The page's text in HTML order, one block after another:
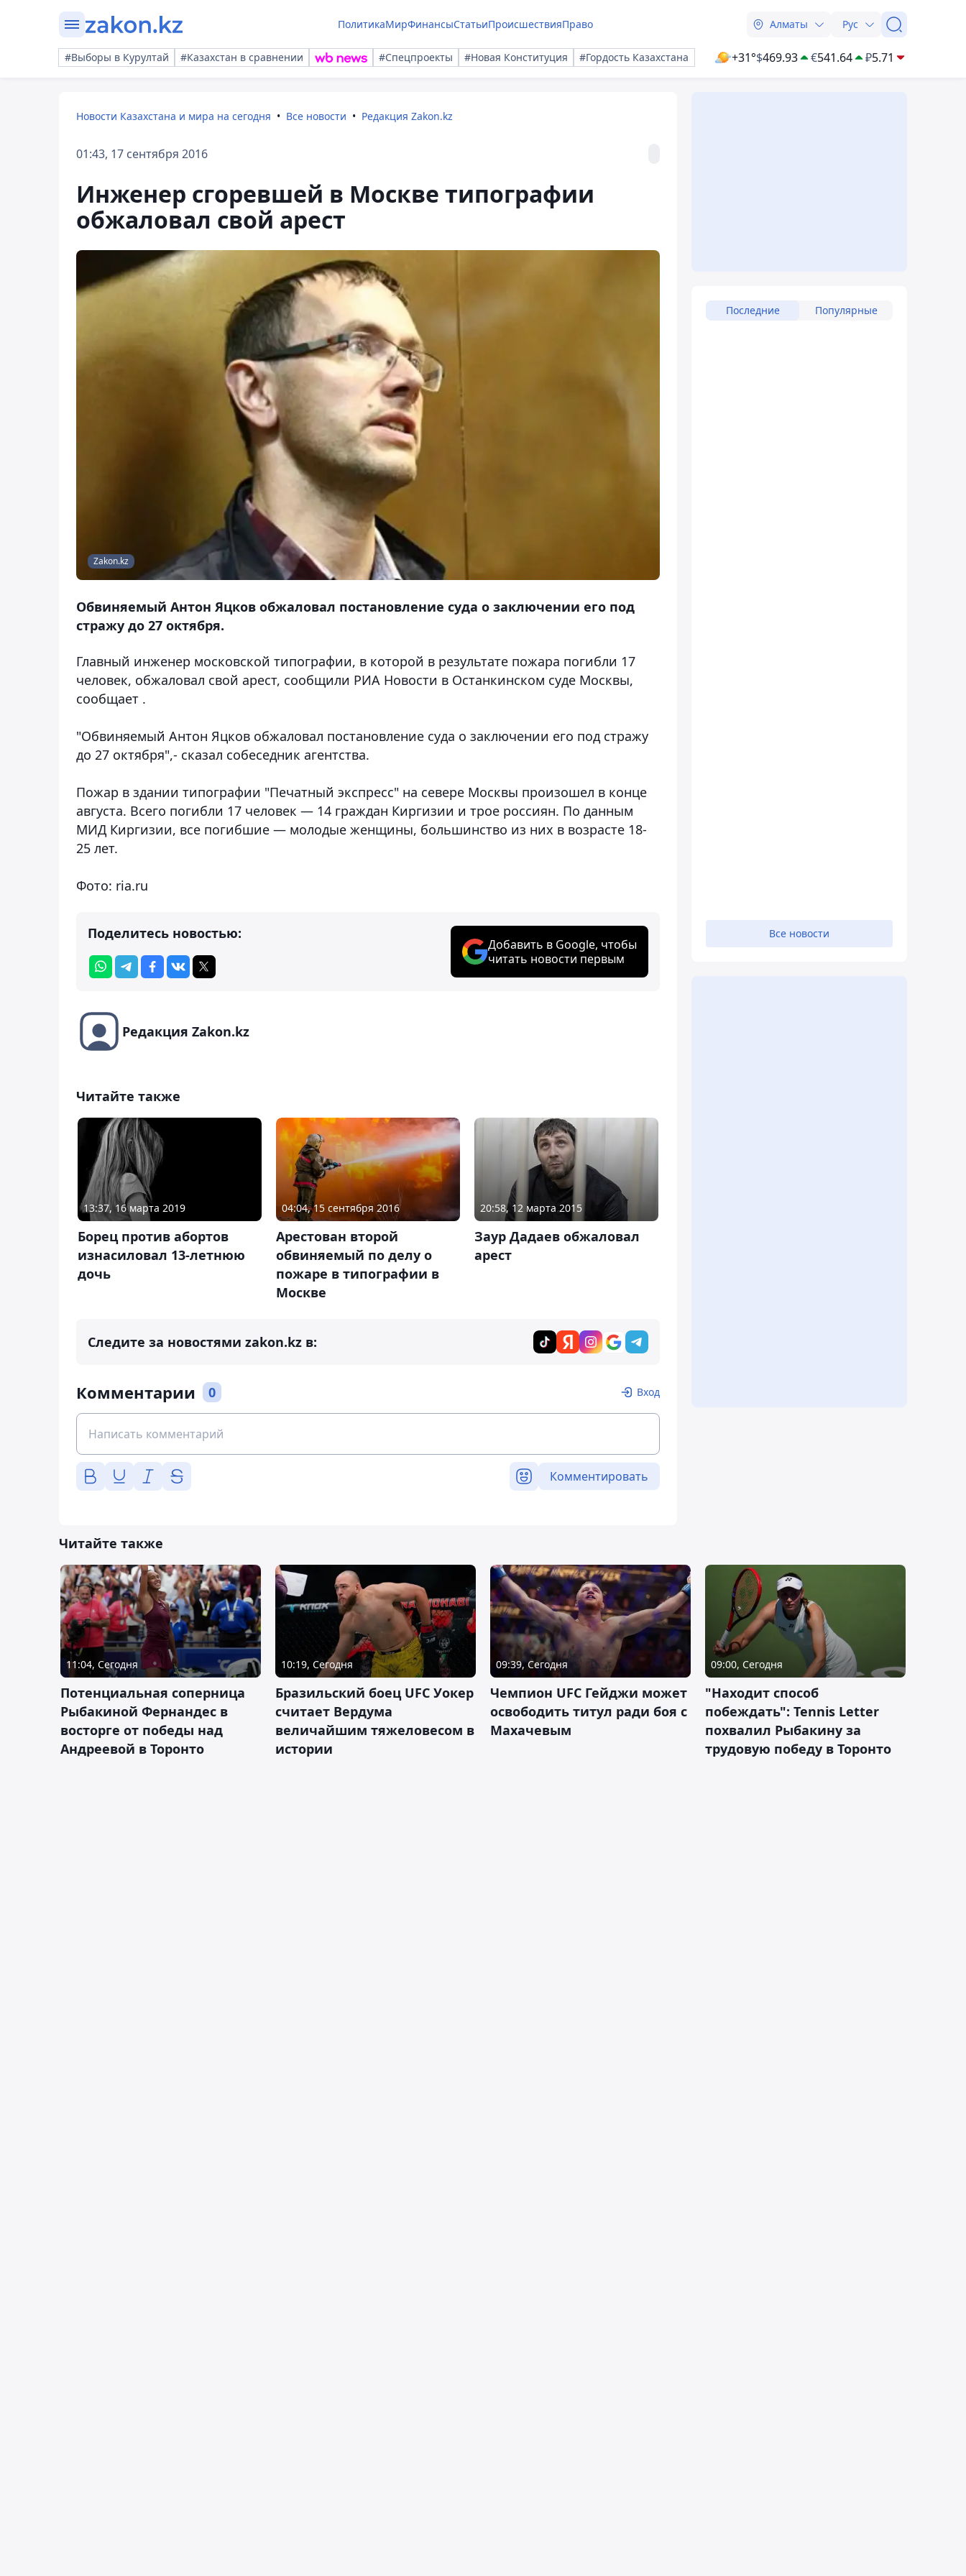
ПолитикаМирФинансыСтатьиПроисшествияПраво Алматы Рус
#Выборы в Курултай #Казахстан в сравнении #Спецпроекты #Новая Конституция #Гордость Казахстана +31°$469.93 €541.64 ₽5.71
Новости Казахстана и мира на сегодня Все новости Редакция Zakon.kz
01:43, 17 сентября 2016
Инженер сгоревшей в Москве типографии
обжаловал свой арест
Zakon.kz
Обвиняемый Антон Яцков обжаловал постановление суда о заключении его под
стражу до 27 октября.
Главный инженер московской типографии, в которой в результате пожара погибли 17
человек, обжаловал свой арест, сообщили РИА Новости в Останкинском суде Москвы,
сообщает .
"Обвиняемый Антон Яцков обжаловал постановление суда о заключении его под стражу
до 27 октября",- сказал собеседник агентства.
Пожар в здании типографии "Печатный экспресс" на севере Москвы произошел в конце
августа. Всего погибли 17 человек — 14 граждан Киргизии и трое россиян. По данным
МИД Киргизии, все погибшие — молодые женщины, большинство из них в возрасте 18-
25 лет.
Фото: ria.ru
Поделитесь новостью:
Добавить в Google, чтобы
читать новости первым
Редакция Zakon.kz
Читайте также
13:37, 16 марта 2019
Борец против абортов
изнасиловал 13-летнюю
дочь
04:04, 15 сентября 2016
Арестован второй
обвиняемый по делу о
пожаре в типографии в
Москве
20:58, 12 марта 2015
Заур Дадаев обжаловал
арест
Следите за новостями zakon.kz в:
Комментарии 0 Вход
Комментировать
Последние Популярные
Все новости
Читайте также
11:04, Сегодня
Потенциальная соперница
Рыбакиной Фернандес в
восторге от победы над
Андреевой в Торонто
10:19, Сегодня
Бразильский боец UFC Уокер
считает Вердума
величайшим тяжеловесом в
истории
09:39, Сегодня
Чемпион UFC Гейджи может
освободить титул ради боя с
Махачевым
09:00, Сегодня
"Находит способ
побеждать": Tennis Letter
похвалил Рыбакину за
трудовую победу в Торонто